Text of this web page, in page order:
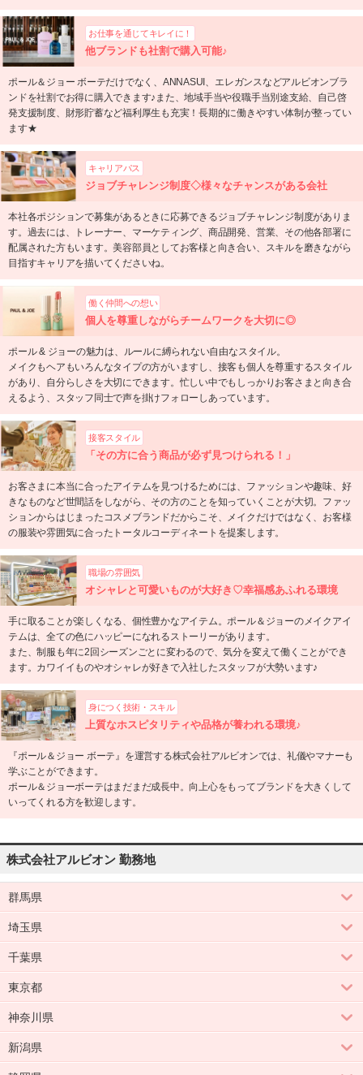
お仕事を通じてキレイに！
他ブランドも社割で購入可能♪
ポール＆ジョー ボーテだけでなく、ANNASUI、エレガンスなどアルビオンブラ
ンドを社割でお得に購入できます♪また、地域手当や役職手当別途支給、自己啓
発支援制度、財形貯蓄など福利厚生も充実！長期的に働きやすい体制が整ってい
ます★
キャリアパス
ジョブチャレンジ制度◇様々なチャンスがある会社
本社各ポジションで募集があるときに応募できるジョブチャレンジ制度がありま
す。過去には、トレーナー、マーケティング、商品開発、営業、その他各部署に
配属された方もいます。美容部員としてお客様と向き合い、スキルを磨きながら
目指すキャリアを描いてくださいね。
働く仲間への想い
個人を尊重しながらチームワークを大切に◎
ポール & ジョーの魅力は、ルールに縛られない自由なスタイル。
メイクもヘアもいろんなタイプの方がいますし、接客も個人を尊重するスタイル
があり、自分らしさを大切にできます。忙しい中でもしっかりお客さまと向き合
えるよう、スタッフ同士で声を掛けフォローしあっています。
接客スタイル
「その方に合う商品が必ず見つけられる！」
お客さまに本当に合ったアイテムを見つけるためには、ファッションや趣味、好
きなものなど世間話をしながら、その方のことを知っていくことが大切。ファッ
ションからはじまったコスメブランドだからこそ、メイクだけではなく、お客様
の服装や雰囲気に合ったトータルコーディネートを提案します。
職場の雰囲気
オシャレと可愛いものが大好き♡幸福感あふれる環境
手に取ることが楽しくなる、個性豊かなアイテム。ポール＆ジョーのメイクアイ
テムは、全ての色にハッピーになれるストーリーがあります。
また、制服も年に2回シーズンごとに変わるので、気分を変えて働くことができ
ます。カワイイものやオシャレが好きで入社したスタッフが大勢います♪
身につく技術・スキル
上質なホスピタリティや品格が養われる環境♪
『ポール＆ジョー ボーテ』を運営する株式会社アルビオンでは、礼儀やマナーも
学ぶことができます。
ポール＆ジョーボーテはまだまだ成長中。向上心をもってブランドを大きくして
いってくれる方を歓迎します。
株式会社アルビオン 勤務地
群馬県
埼玉県
千葉県
東京都
神奈川県
新潟県